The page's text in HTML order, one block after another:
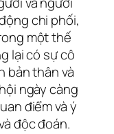
chi phối,
một thế
lại có sự cô
bản thân và
ngày càng
điểm và ý
độc đoán.